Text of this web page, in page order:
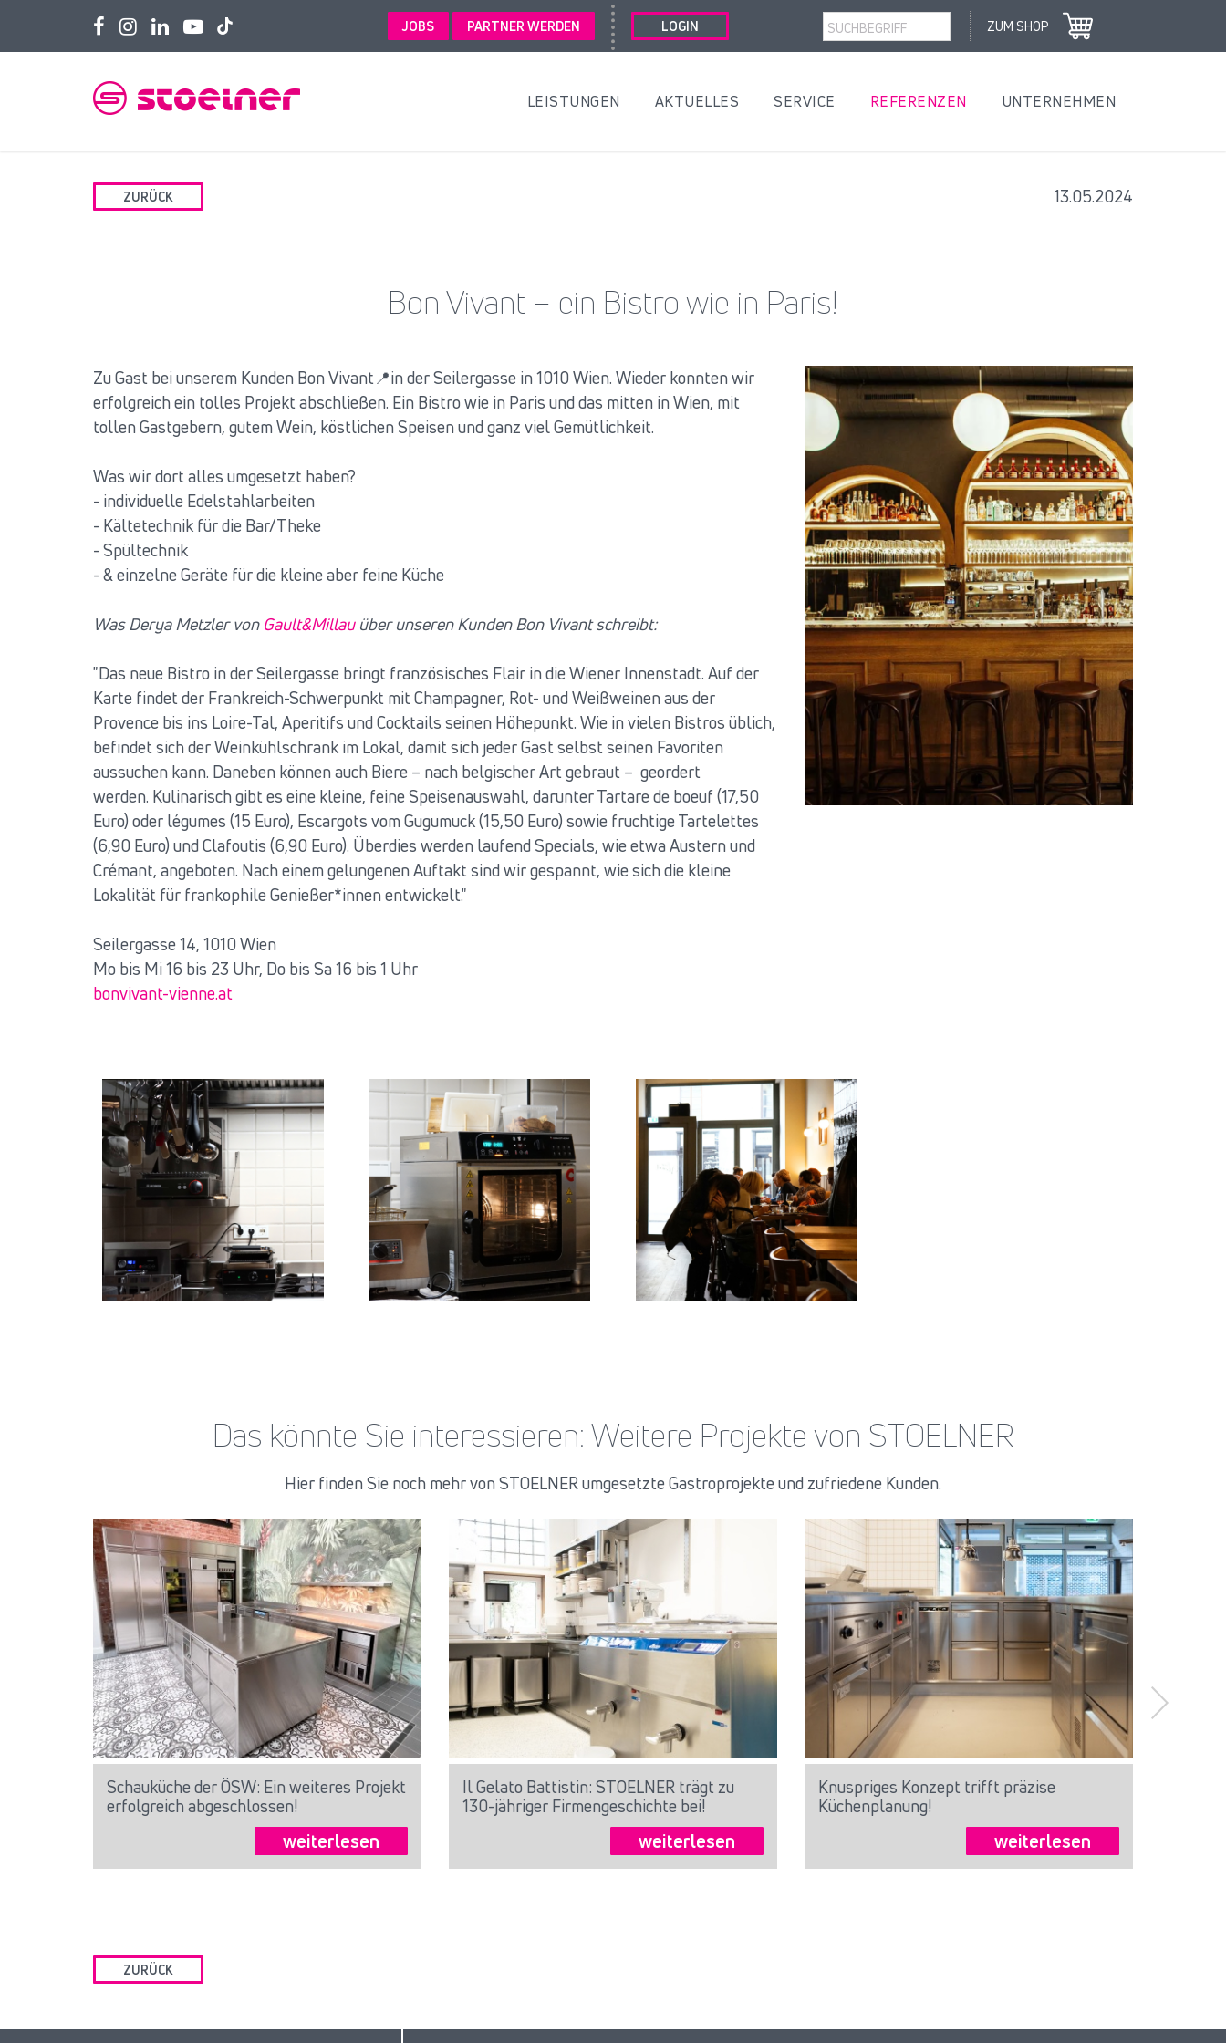
JOBS PARTNER WERDEN LOGIN ZUM SHOP
LEISTUNGEN AKTUELLES SERVICE REFERENZEN UNTERNEHMEN
ZURÜCK 13.05.2024
Bon Vivant – ein Bistro wie in Paris!
Zu Gast bei unserem Kunden Bon Vivant📍in der Seilergasse in 1010 Wien. Wieder konnten wir
erfolgreich ein tolles Projekt abschließen. Ein Bistro wie in Paris und das mitten in Wien, mit
tollen Gastgebern, gutem Wein, köstlichen Speisen und ganz viel Gemütlichkeit.
Was wir dort alles umgesetzt haben?
- individuelle Edelstahlarbeiten
- Kältetechnik für die Bar/Theke
- Spültechnik
- & einzelne Geräte für die kleine aber feine Küche
Was Derya Metzler von Gault&Millauüber unseren Kunden Bon Vivant schreibt:
"Das neue Bistro in der Seilergasse bringt französisches Flair in die Wiener Innenstadt. Auf der
Karte findet der Frankreich-Schwerpunkt mit Champagner, Rot- und Weißweinen aus der
Provence bis ins Loire-Tal, Aperitifs und Cocktails seinen Höhepunkt. Wie in vielen Bistros üblich,
befindet sich der Weinkühlschrank im Lokal, damit sich jeder Gast selbst seinen Favoriten
aussuchen kann. Daneben können auch Biere – nach belgischer Art gebraut – geordert
werden. Kulinarisch gibt es eine kleine, feine Speisenauswahl, darunter Tartare de boeuf (17,50
Euro) oder légumes (15 Euro), Escargots vom Gugumuck (15,50 Euro) sowie fruchtige Tartelettes
(6,90 Euro) und Clafoutis (6,90 Euro). Überdies werden laufend Specials, wie etwa Austern und
Crémant, angeboten. Nach einem gelungenen Auftakt sind wir gespannt, wie sich die kleine
Lokalität für frankophile Genießer*innen entwickelt."
Seilergasse 14, 1010 Wien
Mo bis Mi 16 bis 23 Uhr, Do bis Sa 16 bis 1 Uhr
bonvivant-vienne.at
Das könnte Sie interessieren: Weitere Projekte von STOELNER
Hier finden Sie noch mehr von STOELNER umgesetzte Gastroprojekte und zufriedene Kunden.
Schauküche der ÖSW: Ein weiteres Projekt
erfolgreich abgeschlossen!
weiterlesen
Il Gelato Battistin: STOELNER trägt zu
130-jähriger Firmengeschichte bei!
weiterlesen
Knuspriges Konzept trifft präzise
Küchenplanung!
weiterlesen
ZURÜCK